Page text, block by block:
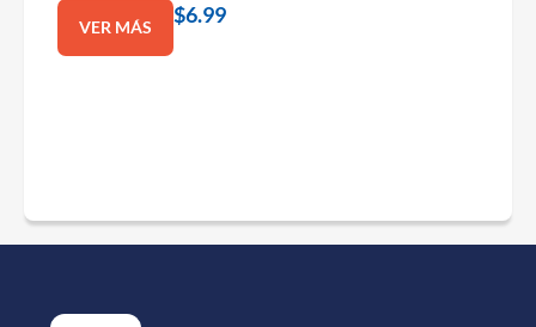
VER MÁS
$6.99